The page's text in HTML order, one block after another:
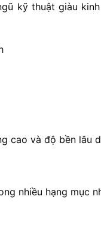
kỹ thuật giàu
cao và độ bền lâu
nhiều hạng mục